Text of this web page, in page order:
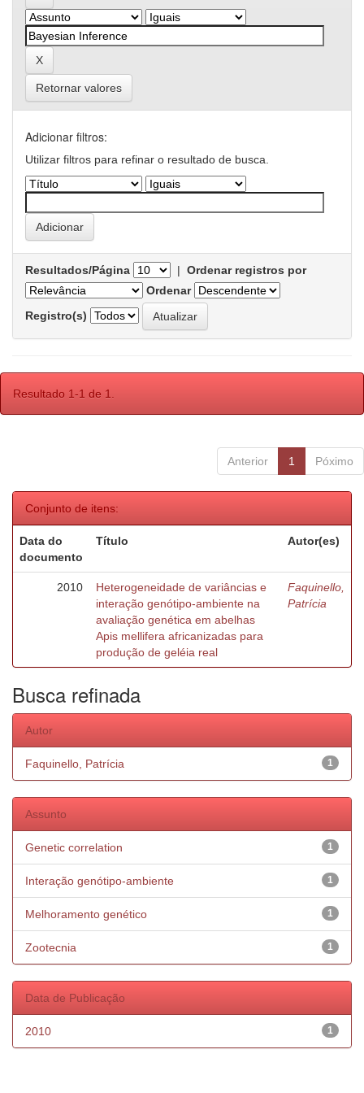
Retornar valores
Adicionar filtros:
Utilizar filtros para refinar o resultado de busca.
Resultados/Página | Ordenar registros por
Ordenar
Registro(s)
Resultado 1-1 de 1.
Anterior 1 Póximo
Conjunto de itens:
Data do
documento
Título Autor(es)
2010
Heterogeneidade de variâncias e
interação genótipo-ambiente na
avaliação genética em abelhas
Apis mellifera africanizadas para
produção de geléia real
Faquinello,
Patrícia
Busca refinada
Autor
1
Faquinello, Patrícia
Assunto
1
Genetic correlation
1
Interação genótipo-ambiente
1
Melhoramento genético
1
Zootecnia
Data de Publicação
1
2010